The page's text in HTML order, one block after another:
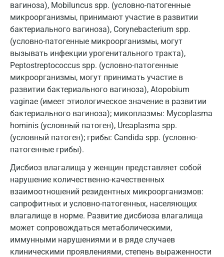
вагиноза), Mobiluncus spp. (условно-патогенные
микроорганизмы, принимают участие в развитии
бактериального вагиноза), Corynebacterium spp.
(условно-патогенные микроорганизмы, могут
вызывать инфекции урогенитального тракта),
Peptostreptococcus spp. (условно-патогенные
микроорганизмы, могут принимать участие в
развитии бактериального вагиноза), Atopobium
vaginae (имеет этиологическое значение в развитии
бактериального вагиноза); микоплазмы: Mycoplasma
hominis (условный патоген), Ureaplasma spp.
(условный патоген); грибы: Candida spp. (условно-
патогенные грибы).
Дисбиоз влагалища у женщин представляет собой
нарушение количественно-качественных
взаимоотношений резидентных микроорганизмов:
сапрофитных и условно-патогенных, населяющих
влагалище в норме. Развитие дисбиоза влагалища
может сопровождаться метаболическими,
иммунными нарушениями и в ряде случаев
клиническими проявлениями, степень выраженности
Калуга
Кемерово
Ковров
Коломна
Королев
Кострома
Котельники
Красногорск
Краснодар
Красноярск
Курск
Лабинск
Липецк